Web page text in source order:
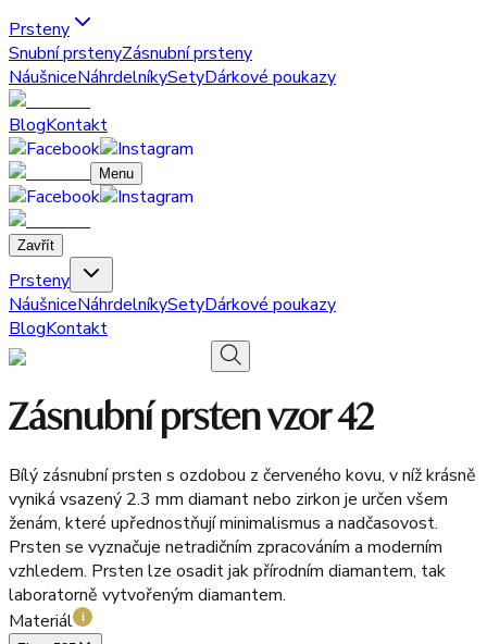
Prsteny
Snubní prstenyZásnubní prsteny
NáušniceNáhrdelníkySetyDárkové poukazy
BlogKontakt
Menu
Zavřít
Prsteny
NáušniceNáhrdelníkySetyDárkové poukazy
BlogKontakt
Zásnubní prsten vzor 42
Bílý zásnubní prsten s ozdobou z červeného kovu, v níž krásně
vyniká vsazený 2.3 mm diamant nebo zirkon je určen všem
ženám, které upřednostňují minimalismus a nadčasovost.
Prsten se vyznačuje netradičním zpracováním a moderním
vzhledem. Prsten lze osadit jak přírodním diamantem, tak
laboratorně vytvořeným diamantem.
Materiál
i